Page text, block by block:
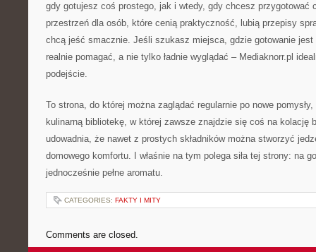
gdy gotujesz coś prostego, jak i wtedy, gdy chcesz przygotować
przestrzeń dla osób, które cenią praktyczność, lubią przepisy
chcą jeść smacznie. Jeśli szukasz miejsca, gdzie gotowanie
realnie pomagać, a nie tylko ładnie wyglądać – Mediaknorr.pl
podejście.
To strona, do której można zaglądać regularnie po nowe
kulinarną bibliotekę, w której zawsze znajdzie się coś na kolację
udowadnia, że nawet z prostych składników można stworzyć
domowego komfortu. I właśnie na tym polega siła tej strony: na
jednocześnie pełne aromatu.
CATEGORIES: FAKTY I MITY
Comments are closed.